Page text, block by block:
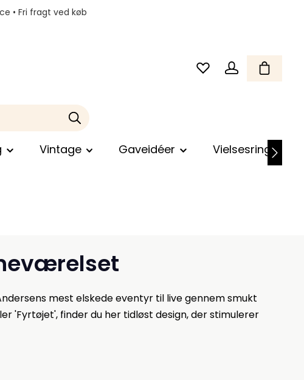
• Fri fragt ved køb
Vintage Gaveidéer Vielsesringe
mest elskede eventyr til live gennem smukt
'Fyrtøjet', finder du her tidløst design, der stimulerer